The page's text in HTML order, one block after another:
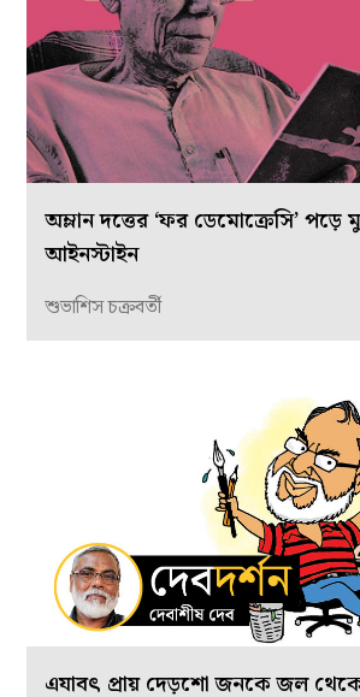
অম্লান দত্তের ‘ফর ডেমোক্রেসি’ পড়ে
আইনস্টাইন
শুভাশিস চক্রবর্তী
এযাবৎ প্রায় দেড়শো জনকে জল থেকে